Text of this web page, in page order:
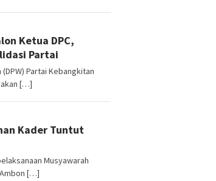
Ketua DPC,
Partai
(DPW) Partai Kebangkitan
[…]
Kader Tuntut
Musyawarah
Ambon […]